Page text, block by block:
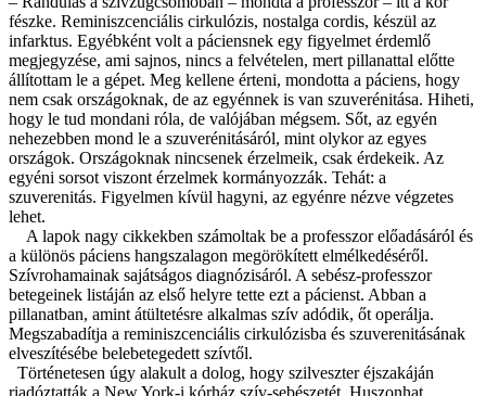
fészke. Reminiszcenciális cirkulózis, nostalga cordis, készül az
infarktus. Egyébként volt a páciensnek egy figyelmet érdemlő
megjegyzése, ami sajnos, nincs a felvételen, mert pillanattal előtte
állítottam le a gépet. Meg kellene érteni, mondotta a páciens, hogy
nem csak országoknak, de az egyénnek is van szuverénitása. Hiheti,
hogy le tud mondani róla, de valójában mégsem. Sőt, az egyén
nehezebben mond le a szuverénitásáról, mint olykor az egyes
országok. Országoknak nincsenek érzelmeik, csak érdekeik. Az
egyéni sorsot viszont érzelmek kormányozzák. Tehát: a
szuverenitás. Figyelmen kívül hagyni, az egyénre nézve végzetes
lehet.
A lapok nagy cikkekben számoltak be a professzor előadásáról és
a különös páciens hangszalagon megörökített elmélkedéséről.
Szívrohamainak sajátságos diagnózisáról. A sebész-professzor
betegeinek listáján az első helyre tette ezt a pácienst. Abban a
pillanatban, amint átültetésre alkalmas szív adódik, őt operálja.
Megszabadítja a reminiszcenciális cirkulózisba és szuverenitásának
elveszítésébe belebetegedett szívtől.
Történetesen úgy alakult a dolog, hogy szilveszter éjszakáján
riadóztatták a New York-i kórház szív-sebészetét. Huszonhat